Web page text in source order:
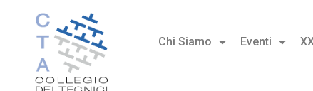
Chi Siamo Eventi